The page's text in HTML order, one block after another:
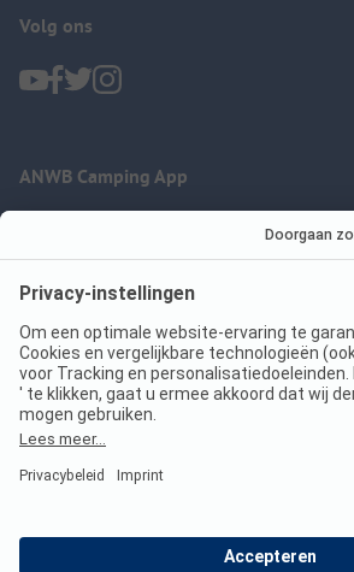
Volg ons
ANWB Camping App
Imprint
Jouw privacy
Wet digitale diensten